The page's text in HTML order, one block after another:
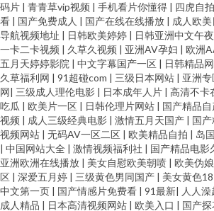
码片 | 青青草vip视频 | 手机看片你懂得 | 四虎自
看 | 国产免费成人 | 国产在线在线播放 | 成人欧
导航视频地址 | 日韩欧美婷婷 | 日韩亚洲中文午夜
一卡二卡视频 | 久草久视频 | 亚洲AV孕妇 | 欧洲
五月天婷婷影院 | 中文字幕国产一区 | 日韩精品
久草福利网 | 91超碰com | 三级日本网站 | 亚洲
网| 三级成人理伦电影 | 日本成年人片 | 高清不卡
吃瓜 | 欧美片一区 | 日韩伦理片网站 | 国产精品
视频 | 成人三级经典电影 | 激情五月天国产 | 国
视频网站 | 无码AV一区二区 | 欧美精品自拍 | 岛
| 中国网站大全 | 激情视频福利社 | 国产精品电影
亚洲欧洲在线播放 | 美女自慰欧美朝喷 | 欧美伪
区 | 深爱五月婷 | 三级黄色男同国产 | 美女黄色18
中文第一页 | 国产情感片免费看 | 91最新| 人人澡
成人精品 | 日本高清视频网站 | 欧美入口 | 国产